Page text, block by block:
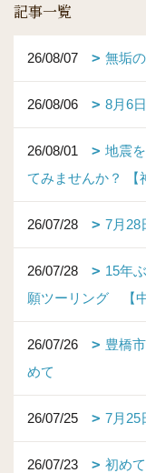
記事一覧
26/08/07 無垢
26/08/06 8月6
26/08/01
地震
てみませんか？ 【
26/07/28 7月
26/07/28
15年
願ツーリング 【中
26/07/26
豊橋
めて
26/07/25 7月
26/07/23
初め